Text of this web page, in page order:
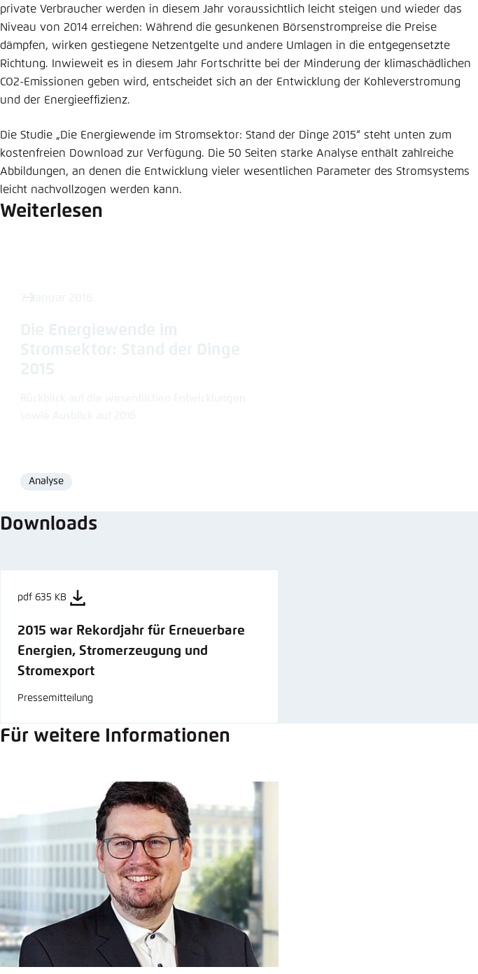
private Verbraucher werden in diesem Jahr voraussichtlich leicht steigen und wieder das
Niveau von 2014 erreichen: Während die gesunkenen Börsenstrompreise die Preise
dämpfen, wirken gestiegene Netzentgelte und andere Umlagen in die entgegensetzte
Richtung. Inwieweit es in diesem Jahr Fortschritte bei der Minderung der klimaschädlichen
CO2-Emissionen geben wird, entscheidet sich an der Entwicklung der Kohleverstromung
und der Energieeffizienz.
Die Studie „Die Energiewende im Stromsektor: Stand der Dinge 2015“ steht unten zum
kostenfreien Download zur Verfügung. Die 50 Seiten starke Analyse enthält zahlreiche
Abbildungen, an denen die Entwicklung vieler wesentlichen Parameter des Stromsystems
leicht nachvollzogen werden kann.
Weiterlesen
Format
Analyse
Downloads
pdf 635 KB
2015 war Rekordjahr für Erneuerbare
Energien, Stromerzeugung und
Stromexport
Pressemitteilung
Für weitere Informationen